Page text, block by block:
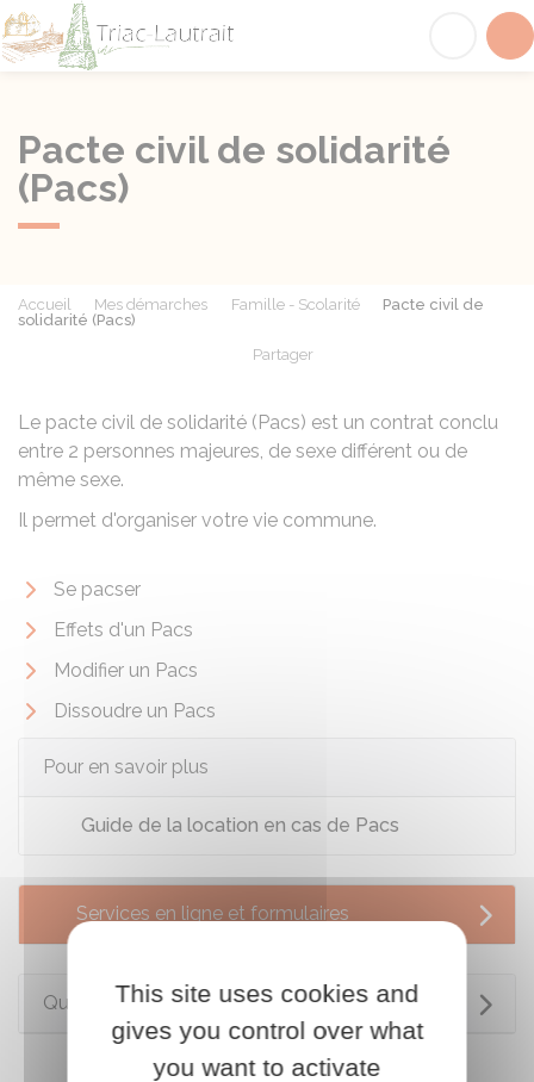
Pacte civil de solidarité
(Pacs)
Accueil Mes démarches Famille - Scolarité
Pacte civil de
solidarité (Pacs)
Partager
Le pacte civil de solidarité (Pacs) est un contrat conclu
entre 2 personnes majeures, de sexe différent ou de
même sexe.
Il permet d'organiser votre vie commune.
Se pacser
Effets d'un Pacs
Modifier un Pacs
Dissoudre un Pacs
Pour en savoir plus
Guide de la location en cas de Pacs
Services en ligne et formulaires
Questions ? Réponses !
This site uses cookies and
gives you control over what
you want to activate